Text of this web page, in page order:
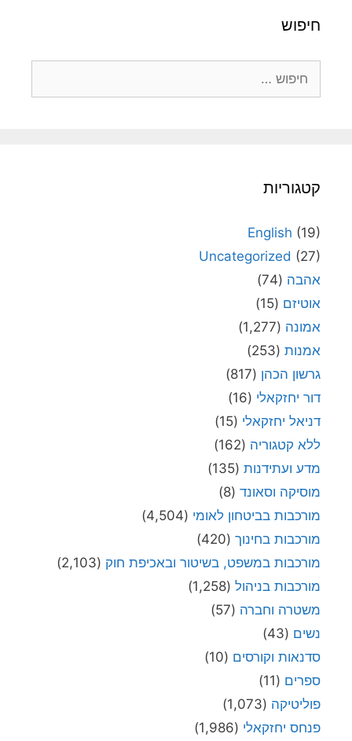
חיפוש
קטגוריות
English (19)
Uncategorized (27)
אהבה (74)
אוטיזם (15)
אמונה (1,277)
אמנות (253)
גרשון הכהן (817)
דור יחזקאלי (16)
דניאל יחזקאלי (15)
ללא קטגוריה (162)
מדע ועתידנות (135)
מוסיקה וסאונד (8)
מורכבות בביטחון לאומי (4,504)
מורכבות בחינוך (420)
מורכבות במשפט, בשיטור ובאכיפת חוק (2,103)
מורכבות בניהול (1,258)
משטרה וחברה (57)
נשים (43)
סדנאות וקורסים (10)
ספרים (11)
פוליטיקה (1,073)
פנחס יחזקאלי (1,986)